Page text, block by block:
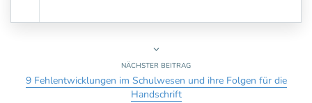
NÄCHSTER BEITRAG
9 Fehlentwicklungen im Schulwesen und ihre Folgen für die
Handschrift